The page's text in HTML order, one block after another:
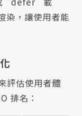
染，讓使用者能
評估使用者體
排名：